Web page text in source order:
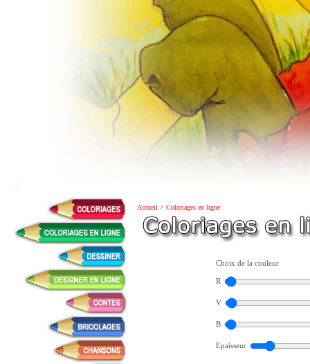
Accueil > Coloriages en ligne
Choix de la couleur
R
V
B
Epaisseur